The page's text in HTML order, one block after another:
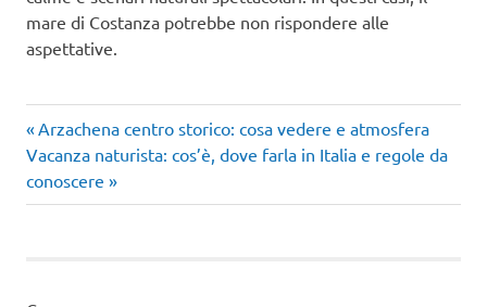
mare di Costanza potrebbe non rispondere alle
aspettative.
Navigazione
articoli
Articolo
precedente:
Arzachena centro storico: cosa vedere e atmosfera
Articolo
successivo:
Vacanza naturista: cos’è, dove farla in Italia e regole da
conoscere